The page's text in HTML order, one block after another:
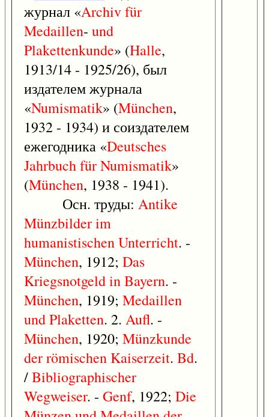
журнал «Archivfür
Medaillen- und
Plakettenkunde» (Halle,
1913/14 - 1925/26), был
издателем журнала
«Numismatik» (München,
1932 - 1934) и соиздателем
ежегодника «Deutsches
JahrbuchfürNumismatik»
(München, 1938 - 1941).
Осн. труды: Antike
Münzbilderim
humanistischenUnterricht. -
München, 1912; Das
KriegsnotgeldinBayern. -
München, 1919; Medaillen
undPlaketten. 2. Aufl. -
München, 1920; Münzkunde
derrömischen Kaiserzeit. Bd.
/Bibliographischer
Wegweiser. - Genf, 1922; Die